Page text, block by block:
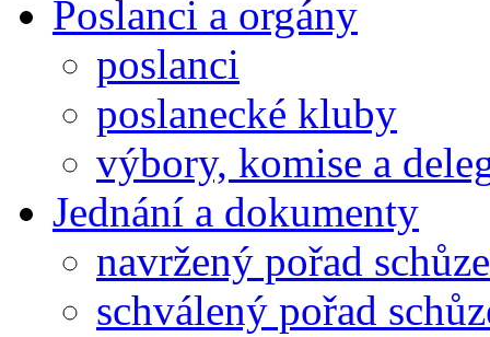
Poslanci a orgány
poslanci
poslanecké kluby
výbory, komise a
Jednání a dokumenty
navržený pořad schůze
schválený pořad